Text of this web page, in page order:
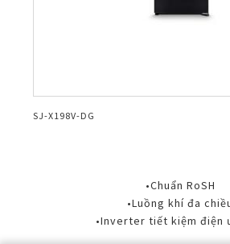
SJ-X198V-DG
•Chuẩn RoSH
•Luồng khí đa
•Inverter tiết kiệm điện